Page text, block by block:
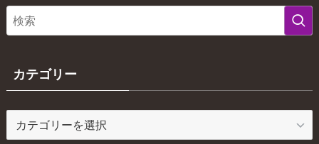
カテゴリー
テ